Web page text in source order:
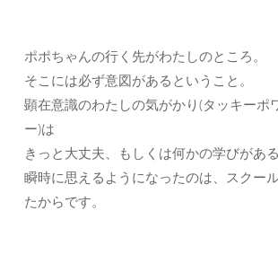
ポポちゃんの行く先がわたしのところ。
そこには必ず意図があるということ。
顕在意識のわたしの気がかり(タッキーポ
ー)は
きっと大丈夫、もしくは何かの学びがあ
瞬時に思えるようになったのは、スクー
たからです。